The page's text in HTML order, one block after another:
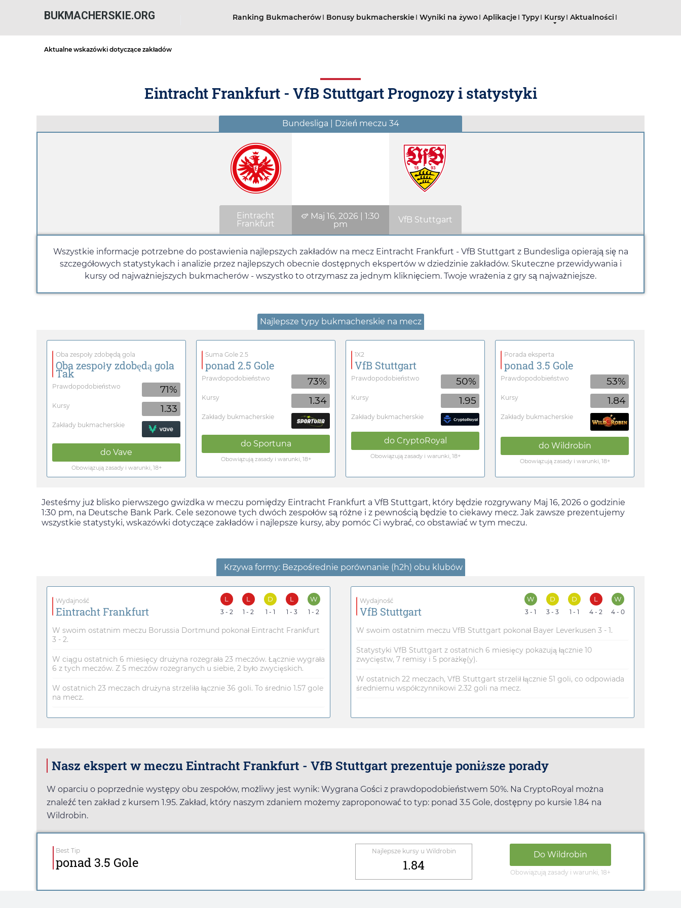
BUKMACHERSKIE.ORG Ranking Bukmacherów Bonusy bukmacherskie Wyniki na żywo Aplikacje Typy Kursy Aktualności
Aktualne wskazówki dotyczące zakładów
Eintracht Frankfurt - VfB Stuttgart Prognozy i statystyki
Bundesliga | Dzień meczu 34
Eintracht
Frankfurt
Maj 16, 2026 |1:30
pm
VfB Stuttgart
Wszystkie informacje potrzebne do postawienia najlepszych zakładów na mecz Eintracht Frankfurt - VfB Stuttgart z Bundesliga opierają się na
szczegółowych statystykach i analizie przez najlepszych obecnie dostępnych ekspertów w dziedzinie zakładów. Skuteczne przewidywania i
kursy od najważniejszych bukmacherów - wszystko to otrzymasz za jednym kliknięciem. Twoje wrażenia z gry są najważniejsze.
Najlepsze typy bukmacherskie na mecz
Oba zespoły zdobędą gola
Oba zespoły zdobędą gola
Tak
Prawdopodobieństwo 71%
Kursy 1.33
Zakłady bukmacherskie
do Vave
Obowiązują zasady i warunki, 18+
Suma Gole 2.5
ponad 2.5 Gole
Prawdopodobieństwo 73%
Kursy 1.34
Zakłady bukmacherskie
do Sportuna
Obowiązują zasady i warunki, 18+
1X2
VfB Stuttgart
Prawdopodobieństwo 50%
Kursy 1.95
Zakłady bukmacherskie
do CryptoRoyal
Obowiązują zasady i warunki, 18+
Porada eksperta
ponad 3.5 Gole
Prawdopodobieństwo 53%
Kursy 1.84
Zakłady bukmacherskie
do Wildrobin
Obowiązują zasady i warunki, 18+
Jesteśmy już blisko pierwszego gwizdka w meczu pomiędzy Eintracht Frankfurt a VfB Stuttgart, który będzie rozgrywany Maj 16, 2026 o godzinie
1:30 pm, na Deutsche Bank Park. Cele sezonowe tych dwóch zespołów są różne i z pewnością będzie to ciekawy mecz. Jak zawsze prezentujemy
wszystkie statystyki, wskazówki dotyczące zakładów i najlepsze kursy, aby pomóc Ci wybrać, co obstawiać w tym meczu.
Krzywa formy: Bezpośrednie porównanie (h2h) obu klubów
Wydajność
Eintracht Frankfurt
L
3 - 2
L
1 - 2
D
1 - 1
L
1 - 3
W
1 - 2
W swoim ostatnim meczu Borussia Dortmund pokonał Eintracht Frankfurt
3 - 2.
W ciągu ostatnich 6 miesięcy drużyna rozegrała 23 meczów. Łącznie wygrała
6 z tych meczów. Z 5 meczów rozegranych u siebie, 2 było zwycięskich.
W ostatnich 23 meczach drużyna strzeliła łącznie 36 goli. To średnio 1.57 gole
na mecz.
Wydajność
VfB Stuttgart
W
3 - 1
D
3 - 3
D
1 - 1
L
4 - 2
W
4 - 0
W swoim ostatnim meczu VfB Stuttgart pokonał Bayer Leverkusen 3 - 1.
Statystyki VfB Stuttgart z ostatnich 6 miesięcy pokazują łącznie 10
zwycięstw, 7 remisy i 5 porażkę(y).
W ostatnich 22 meczach, VfB Stuttgart strzelił łącznie 51 goli, co odpowiada
średniemu współczynnikowi 2.32 goli na mecz.
Nasz ekspert w meczu Eintracht Frankfurt - VfB Stuttgart prezentuje poniższe porady
W oparciu o poprzednie występy obu zespołów, możliwy jest wynik: Wygrana Gości z prawdopodobieństwem 50%. Na CryptoRoyal można
znaleźć ten zakład z kursem 1.95. Zakład, który naszym zdaniem możemy zaproponować to typ: ponad 3.5 Gole, dostępny po kursie 1.84 na
Wildrobin.
Best Tip
ponad 3.5 Gole
Najlepsze kursy u Wildrobin
1.84
Do Wildrobin
Obowiązują zasady i warunki, 18+